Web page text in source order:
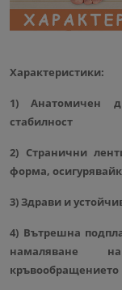
Характеристики:
1) Анатомичен
стабилност
2) Странични
форма,
3) Здрави и
4) Вътрешна
намаляване
кръвообращението